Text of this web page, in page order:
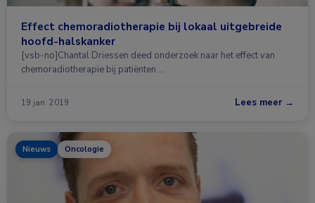
Effect chemoradiotherapie bij lokaal uitgebreide
hoofd-halskanker
[vsb-no]Chantal Driessen deed onderzoek naar het effect van
chemoradiotherapie bij patiënten …
19 jan. 2019 Lees meer →
Nieuws Oncologie